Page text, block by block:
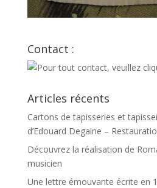
Contact :
Articles récents
Cartons de tapisseries et
d’Edouard Degaine –
Découvrez la réalisation de
musicien
Une lettre émouvante écrite en